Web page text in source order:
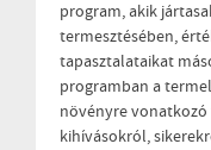
program, akik
termesztésében,
tapasztalataikat
programban a
növényre
kihívásokról,